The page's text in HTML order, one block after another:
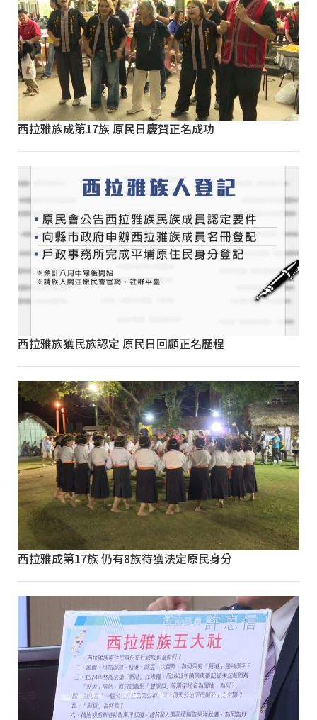
西拉雅族成第17族 原民日慶賀正名成功
西拉雅族獲民族認定 原民日回顧正名歷程
西拉雅成第17族 仍有8族待獲法定原民身分